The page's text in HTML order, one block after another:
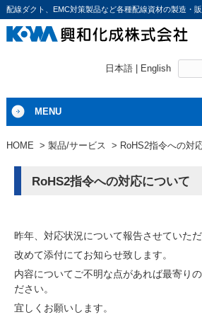
配線ダクト、EMC対策製品など各種配線資材の製造・
日本語 | English
MENU
HOME 製品/サービス RoHS2指令への対
RoHS2指令への対応について
昨年、対応状況について報告させていた
改めて添付にてお知らせ致します。
内容についてご不明な点があれば最寄り
ださい。
宜しくお願いします。